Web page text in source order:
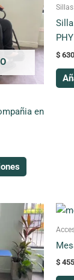
en
múltiples
variantes.
Las
opciones
se
de
producto
PHY
$
Este
producto
tiene
múltiples
variantes.
$